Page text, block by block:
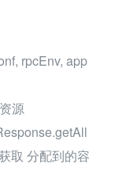
rpcEnv, app
源
取 分配到的容